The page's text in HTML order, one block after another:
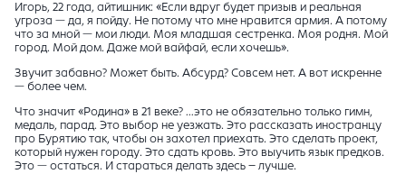
Игорь, 22 года, айтишник: «Если вдруг будет призыв и реальная
угроза — да, я пойду. Не потому что мне нравится армия. А потому
что за мной — мои люди. Моя младшая сестренка. Моя родня. Мой
город. Мой дом. Даже мой вайфай, если хочешь».
Звучит забавно? Может быть. Абсурд? Совсем нет. А вот искренне
— более чем.
Что значит «Родина» в 21 веке? …это не обязательно только гимн,
медаль, парад. Это выбор не уезжать. Это рассказать иностранцу
про Бурятию так, чтобы он захотел приехать. Это сделать проект,
который нужен городу. Это сдать кровь. Это выучить язык предков.
Это — остаться. И стараться делать здесь – лучше.